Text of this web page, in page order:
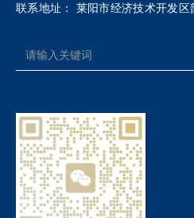
联系地址： 莱阳市经济技术开发区